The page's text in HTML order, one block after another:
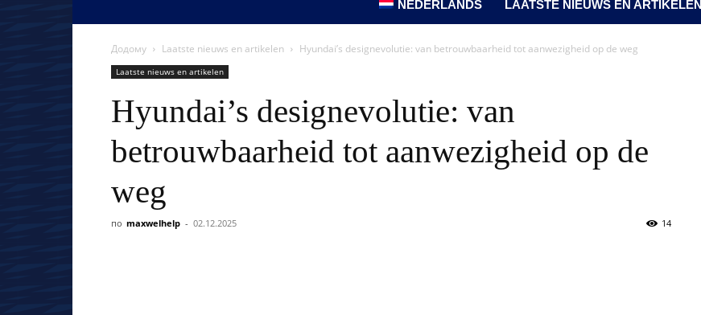
NEDERLANDS LAATSTE NIEUWS EN ARTIKELEN
Додому Laatste nieuws en artikelen Hyundai’s designevolutie: van betrouwbaarheid tot aanwezigheid op de weg
Laatste nieuws en artikelen
Hyundai’s designevolutie: van
betrouwbaarheid tot aanwezigheid op de
weg
по maxwelhelp - 02.12.2025 14